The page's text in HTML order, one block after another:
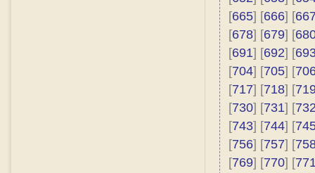
[665] [666] [
[678] [679] [
[691] [692] [
[704] [705] [
[717] [718] [
[730] [731] [
[743] [744] [
[756] [757] [
[769] [770] [